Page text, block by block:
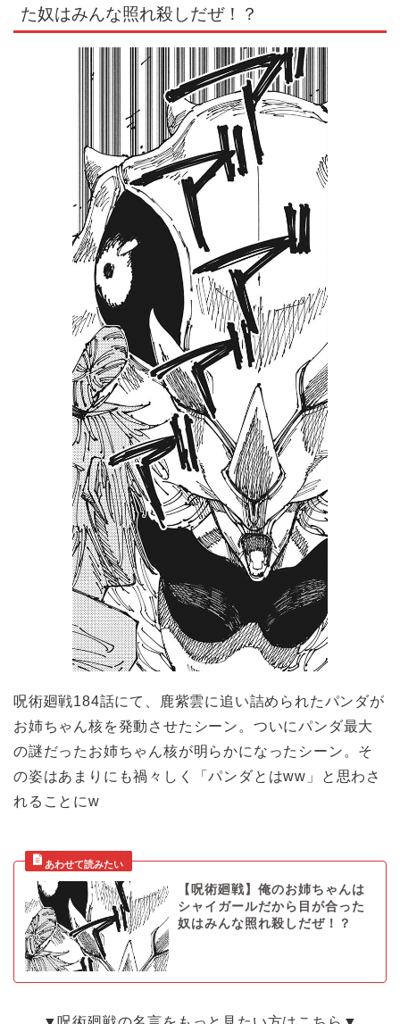
た奴はみんな照れ殺しだぜ！？
呪術廻戦184話にて、鹿紫雲に追い詰められたパンダが
お姉ちゃん核を発動させたシーン。ついにパンダ最大
の謎だったお姉ちゃん核が明らかになったシーン。そ
の姿はあまりにも禍々しく「パンダとはww」と思わさ
れることにw
【呪術廻戦】俺のお姉ちゃんは
シャイガールだから目が合った
奴はみんな照れ殺しだぜ！？